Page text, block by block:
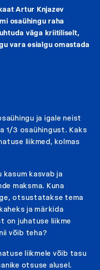
Artur Knjazev
osaühingu raha
väga kriitiliselt,
vara esialgu omastada
ja igale neist
1/3 osaühingust. Kaks
liikmed, kolmas
kasvab ja
maksma. Kuna
otsustatakse tema
ja märkida
on juhatuse liikme
võib teha?
liikmele võib tasu
otsuse alusel.